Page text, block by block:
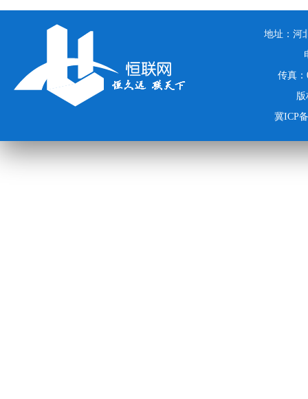
地址：河
传真
冀ICP